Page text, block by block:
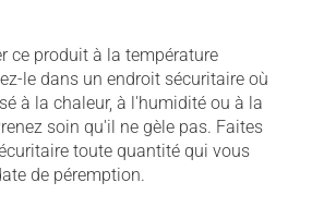
ce produit à la température
le dans un endroit sécuritaire où
à la chaleur, à l'humidité ou à la
soin qu'il ne gèle pas. Faites
toute quantité qui vous
de péremption.